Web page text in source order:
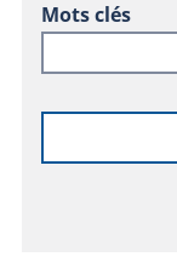
Mots clés